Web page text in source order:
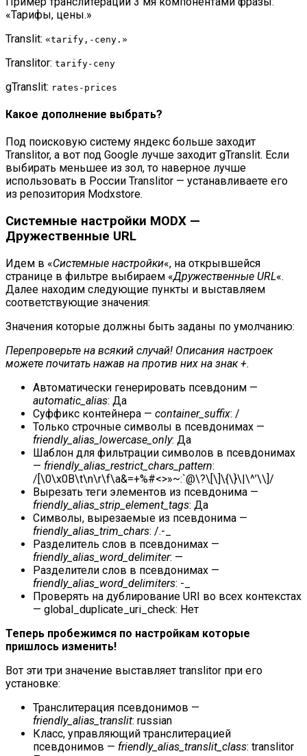
«Тарифы, цены.»
Translit: «tarify,-ceny.»
Translitor: tarify-ceny
gTranslit: rates-prices
Какое дополнение выбрать?
Под поисковую систему яндекс больше заходит
Translitor, а вот под Google лучше заходит gTranslit. Если
выбирать меньшее из зол, то наверное лучше
использовать в России Translitor — устанавливаете его
из репозитория Modxstore.
Системные настройки MODX —
Дружественные URL
Идем в «Системные настройки«, на открывшейся
странице в фильтре выбираем «Дружественные URL«.
Далее находим следующие пункты и выставляем
соответствующие значения:
Значения которые должны быть заданы по умолчанию:
Перепроверьте на всякий случай! Описания настроек
можете почитать нажав на против них на знак +.
Автоматически генерировать псевдоним —
automatic_alias: Да
Суффикс контейнера — container_suffix: /
Только строчные символы в псевдонимах —
friendly_alias_lowercase_only: Да
Шаблон для фильтрации символов в псевдонимах
— friendly_alias_restrict_chars_pattern:
/[\0\x0B\t\n\r\f\a&=+%#<>»~:`@\?\[\]\{\}\|\^’\\]/
Вырезать теги элементов из псевдонима —
friendly_alias_strip_element_tags: Да
Символы, вырезаемые из псевдонима —
friendly_alias_trim_chars: /.-_
Разделитель слов в псевдонимах —
friendly_alias_word_delimiter: —
Разделители слов в псевдонимах —
friendly_alias_word_delimiters: -_
Проверять на дублирование URI во всех контекстах
— global_duplicate_uri_check: Нет
Теперь пробежимся по настройкам которые
пришлось изменить!
Вот эти три значение выставляет translitor при его
установке:
Транслитерация псевдонимов —
friendly_alias_translit: russian
Класс, управляющий транслитерацией
псевдонимов — friendly_alias_translit_class: translitor